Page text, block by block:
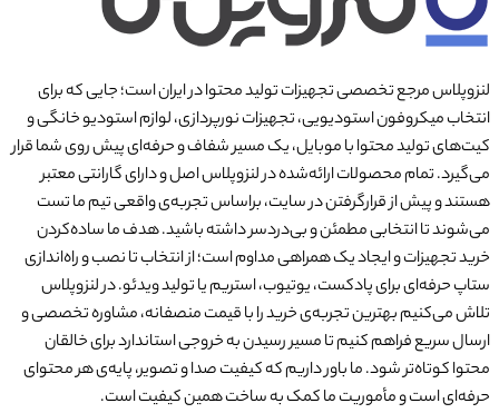
لنزوپلاس مرجع تخصصی تجهیزات تولید محتوا در ایران است؛ جایی که برای
انتخاب میکروفون استودیویی، تجهیزات نورپردازی، لوازم استودیو خانگی و
کیت‌های تولید محتوا با موبایل، یک مسیر شفاف و حرفه‌ای پیش روی شما قرار
می‌گیرد. تمام محصولات ارائه‌شده در لنزوپلاس اصل و دارای گارانتی معتبر
هستند و پیش از قرارگرفتن در سایت، براساس تجربه‌ی واقعی تیم ما تست
می‌شوند تا انتخابی مطمئن و بی‌دردسر داشته باشید. هدف ما ساده‌کردن
خرید تجهیزات و ایجاد یک همراهی مداوم است؛ از انتخاب تا نصب و راه‌اندازی
ستاپ حرفه‌ای برای پادکست، یوتیوب، استریم یا تولید ویدئو. در لنزوپلاس
تلاش می‌کنیم بهترین تجربه‌ی خرید را با قیمت منصفانه، مشاوره تخصصی و
ارسال سریع فراهم کنیم تا مسیر رسیدن به خروجی استاندارد برای خالقان
محتوا کوتاه‌تر شود. ما باور داریم که کیفیت صدا و تصویر، پایه‌ی هر محتوای
حرفه‌ای است و مأموریت ما کمک به ساخت همین کیفیت است.